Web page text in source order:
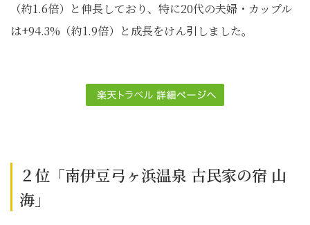
（約1.6倍）と伸長しており、特に20代の夫婦・カップル
は+94.3%（約1.9倍）と成長をけん引しました。
２位「南伊豆弓ヶ浜温泉 古民家の宿 山
海」